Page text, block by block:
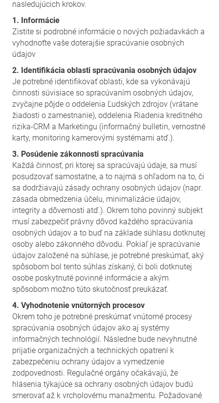
nasledujúcich krokov.
1. Informácie
Zistite si podrobné informácie o nových požiadavkách a
vyhodnoťte vaše doterajšie spracúvanie osobných
údajov
2. Identifikácia oblasti spracúvania osobných údajov
Je potrebné identifikovať oblasti, kde sa vykonávajú
činnosti súvisiace so spracúvaním osobných údajov,
zvyčajne pôjde o oddelenia Ľudských zdrojov (vrátane
žiadosti o zamestnanie), oddelenia Riadenia kreditného
rizika-CRM a Marketingu (informačný bulletin, vernostné
karty, monitoring kamerovými systémami atď.).
3. Posúdenie zákonnosti spracúvania
Každá činnosť, pri ktorej sa spracúvajú údaje, sa musí
posudzovať samostatne, a to najmä s ohľadom na to, či
sa dodržiavajú zásady ochrany osobných údajov (napr.
zásada obmedzenia účelu, minimalizácie údajov,
integrity a dôvernosti atď.). Okrem toho povinný subjekt
musí zabezpečiť právny dôvod každého spracúvania
osobných údajov a to buď na základe súhlasu dotknutej
osoby alebo zákonného dôvodu. Pokiaľ je spracúvanie
údajov založené na súhlase, je potrebné preskúmať, aký
spôsobom bol tento súhlas získaný, či boli dotknutej
osobe poskytnuté povinné informácie a akým
spôsobom možno túto skutočnosť preukázať.
4. Vyhodnotenie vnútorných procesov
Okrem toho je potrebné preskúmať vnútorné procesy
spracúvania osobných údajov ako aj systémy
informačných technológií. Následne bude nevyhnutné
prijatie organizačných a technických opatrení k
zabezpečeniu ochrany údajov a vymedzenie
zodpovednosti. Regulačné orgány očakávajú, že
hlásenia týkajúce sa ochrany osobných údajov budú
smerovať až k vrcholovému manažmentu. Požadované